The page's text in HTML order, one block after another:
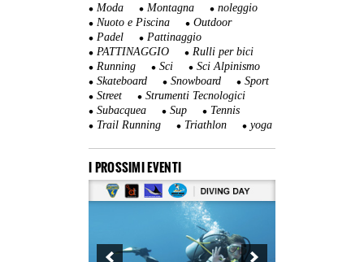
Moda
Montagna
noleggio
Nuoto e Piscina
Outdoor
Padel
Pattinaggio
PATTINAGGIO
Rulli per bici
Running
Sci
Sci Alpinismo
Skateboard
Snowboard
Sport
Street
Strumenti Tecnologici
Subacquea
Sup
Tennis
Trail Running
Triathlon yoga
I PROSSIMI EVENTI